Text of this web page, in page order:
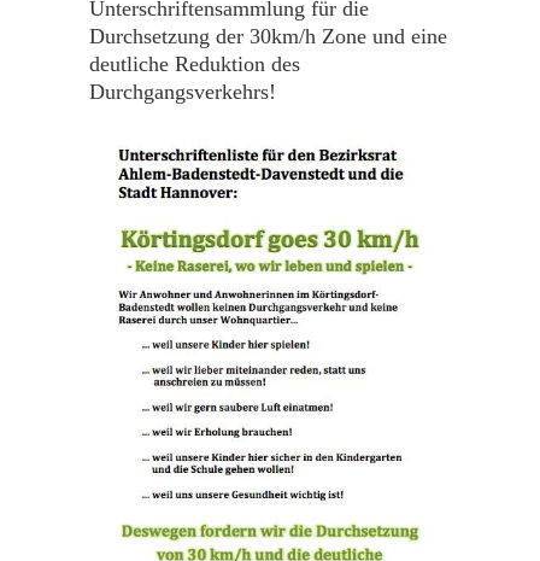
Unterschriftensammlung für die
Durchsetzung der 30km/h Zone und eine
deutliche Reduktion des
Durchgangsverkehrs!